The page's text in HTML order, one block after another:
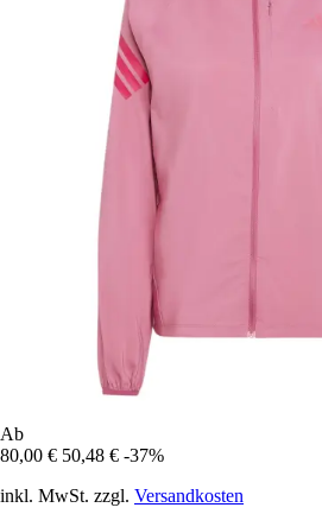
Ab
80,00 € 50,48 € -37%
inkl. MwSt. zzgl. Versandkosten